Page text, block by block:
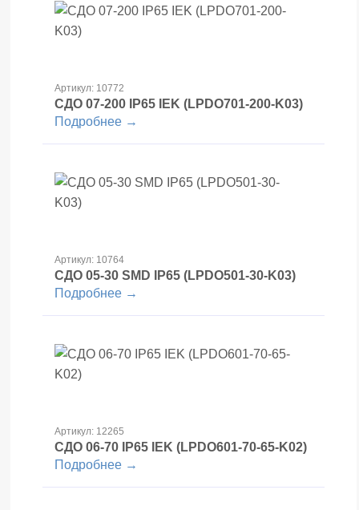
Артикул: 10772
СДО 07-200 IP65 IEK (LPDO701-200-K03)
Подробнее →
Артикул: 10764
СДО 05-30 SMD IP65 (LPDO501-30-K03)
Подробнее →
Артикул: 12265
СДО 06-70 IP65 IEK (LPDO601-70-65-K02)
Подробнее →